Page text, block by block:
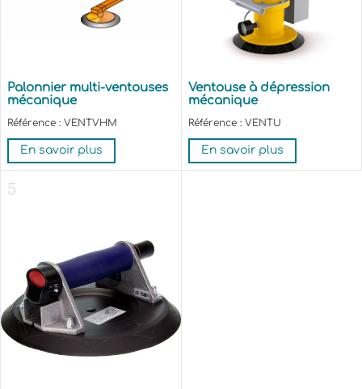
Palonnier multi-ventouses
mécanique
Référence : VENTVHM
En savoir plus
Ventouse à dépression
mécanique
Référence : VENTU
En savoir plus
5